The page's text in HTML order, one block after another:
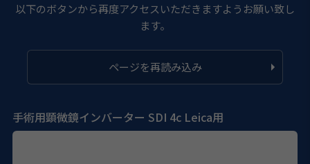
以下のボタンから再度アクセスいただきますようお願い致し
ます。
ページを再読み込み
手術用顕微鏡インバーター SDI 4c Leica用